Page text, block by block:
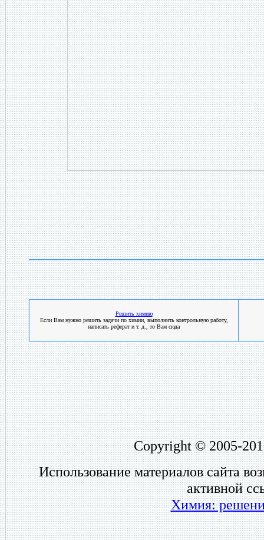
Решить химию
Если Вам нужно решить задачи по химии, выполнить контрольную работу,
написать реферат и т. д., то Вам сюда
Copyright © 2005-
Использование материалов сайта
активной
Химия: